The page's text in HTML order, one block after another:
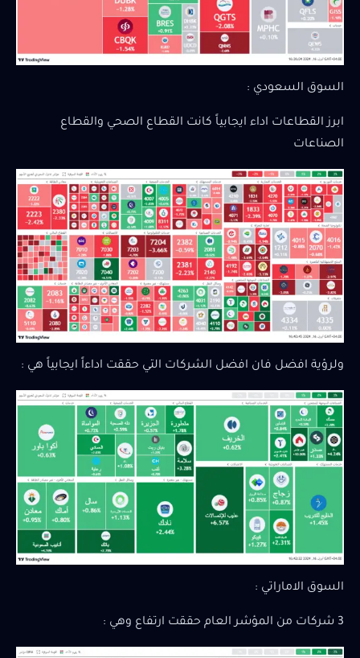
السوق السعودي :
ابرز القطاعات اداء ايجابياً كانت القطاع الصحي والقطاع
الصناعات
ولرؤية افضل فان افضل الشركات التي حققت اداءاً ايجابياً هي :
السوق الاماراتي :
3 شركات من المؤشر العام حققت ارتفاع وهي :